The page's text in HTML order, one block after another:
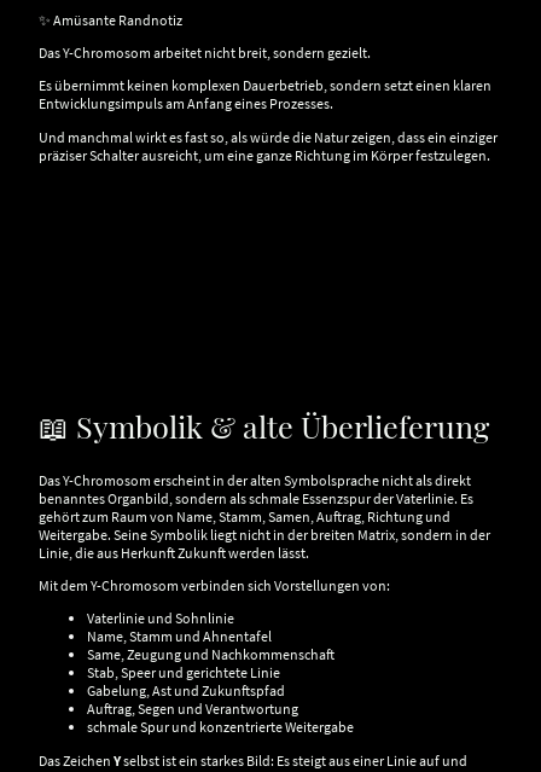
✨ Amüsante Randnotiz
Das Y-Chromosom arbeitet nicht breit, sondern gezielt.
Es übernimmt keinen komplexen Dauerbetrieb, sondern setzt einen klaren
Entwicklungsimpuls am Anfang eines Prozesses.
Und manchmal wirkt es fast so, als würde die Natur zeigen, dass ein einziger
präziser Schalter ausreicht, um eine ganze Richtung im Körper festzulegen.
📖 Symbolik & alte Überlieferung
Das Y-Chromosom erscheint in der alten Symbolsprache nicht als direkt
benanntes Organbild, sondern als schmale Essenzspur der Vaterlinie. Es
gehört zum Raum von Name, Stamm, Samen, Auftrag, Richtung und
Weitergabe. Seine Symbolik liegt nicht in der breiten Matrix, sondern in der
Linie, die aus Herkunft Zukunft werden lässt.
Mit dem Y-Chromosom verbinden sich Vorstellungen von:
Vaterlinie und Sohnlinie
Name, Stamm und Ahnentafel
Same, Zeugung und Nachkommenschaft
Stab, Speer und gerichtete Linie
Gabelung, Ast und Zukunftspfad
Auftrag, Segen und Verantwortung
schmale Spur und konzentrierte Weitergabe
Das Zeichen Yselbst ist ein starkes Bild: Es steigt aus einer Linie auf und